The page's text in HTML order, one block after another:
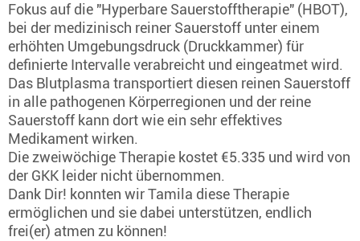
Fokus auf die "Hyperbare Sauerstofftherapie" (HBOT),
bei der medizinisch reiner Sauerstoff unter einem
erhöhten Umgebungsdruck (Druckkammer) für
definierte Intervalle verabreicht und eingeatmet wird.
Das Blutplasma transportiert diesen reinen Sauerstoff
in alle pathogenen Körperregionen und der reine
Sauerstoff kann dort wie ein sehr effektives
Medikament wirken.
Die zweiwöchige Therapie kostet €5.335 und wird von
der GKK leider nicht übernommen.
Dank Dir! konnten wir Tamila diese Therapie
ermöglichen und sie dabei unterstützen, endlich
frei(er) atmen zu können!